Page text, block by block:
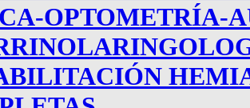
OPTOMETRÍA-